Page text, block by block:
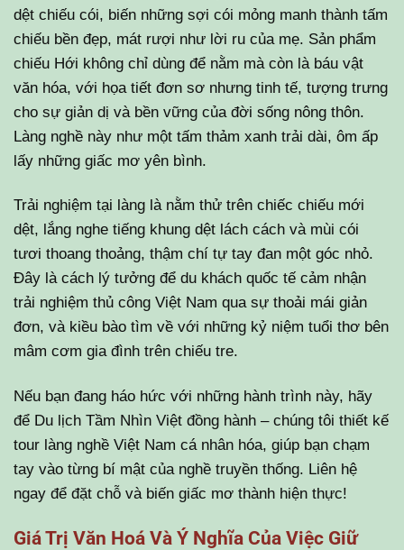
dệt chiếu cói, biến những sợi cói mỏng manh thành tấm
chiếu bền đẹp, mát rượi như lời ru của mẹ. Sản phẩm
chiếu Hới không chỉ dùng để nằm mà còn là báu vật
văn hóa, với họa tiết đơn sơ nhưng tinh tế, tượng trưng
cho sự giản dị và bền vững của đời sống nông thôn.
Làng nghề này như một tấm thảm xanh trải dài, ôm ấp
lấy những giấc mơ yên bình.
Trải nghiệm tại làng là nằm thử trên chiếc chiếu mới
dệt, lắng nghe tiếng khung dệt lách cách và mùi cói
tươi thoang thoảng, thậm chí tự tay đan một góc nhỏ.
Đây là cách lý tưởng để du khách quốc tế cảm nhận
trải nghiệm thủ công Việt Nam qua sự thoải mái giản
đơn, và kiều bào tìm về với những kỷ niệm tuổi thơ bên
mâm cơm gia đình trên chiếu tre.
Nếu bạn đang háo hức với những hành trình này, hãy
để Du lịch Tầm Nhìn Việt đồng hành – chúng tôi thiết kế
tour làng nghề Việt Nam cá nhân hóa, giúp bạn chạm
tay vào từng bí mật của nghề truyền thống. Liên hệ
ngay để đặt chỗ và biến giấc mơ thành hiện thực!
Giá Trị Văn Hoá Và Ý Nghĩa Của Việc Giữ